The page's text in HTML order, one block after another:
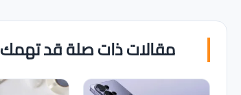
مقالات ذات صلة قد تهمك